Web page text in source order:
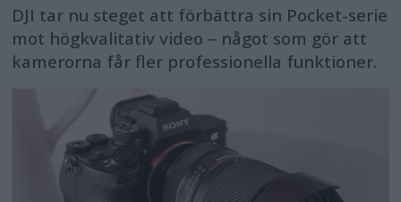
DJI tar nu steget att förbättra sin Pocket-serie
mot högkvalitativ video – något som gör att
kamerorna får fler professionella funktioner.